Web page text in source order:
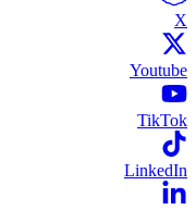
X
Youtube
TikTok
LinkedIn